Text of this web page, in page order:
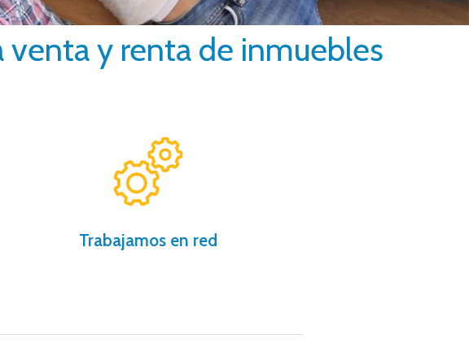
y renta de inmuebles
Trabajamos en red
para ti gracias a nuestro software
inmobiliario.